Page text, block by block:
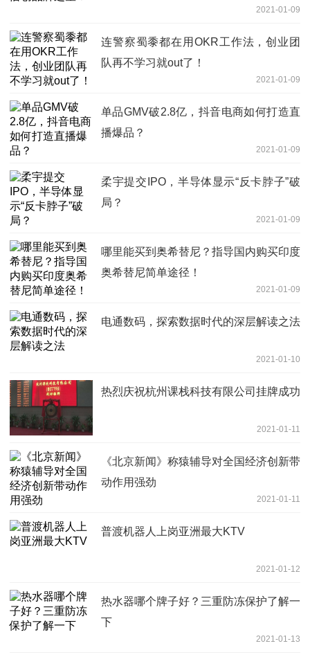
2021-01-09
连警察蜀黍都在用OKR工作法，创业团
队再不学习就out了！
2021-01-09
单品GMV破2.8亿，抖音电商如何打造直
播爆品？
2021-01-09
柔宇提交IPO，半导体显示“反卡脖子”破
局？
2021-01-09
哪里能买到奥希替尼？指导国内购买印度
奥希替尼简单途径！
2021-01-09
电通数码，探索数据时代的深层解读之法
2021-01-10
热烈庆祝杭州课栈科技有限公司挂牌成功
2021-01-11
《北京新闻》称猿辅导对全国经济创新带
动作用强劲
2021-01-11
普渡机器人上岗亚洲最大KTV
2021-01-12
热水器哪个牌子好？三重防冻保护了解一
下
2021-01-13